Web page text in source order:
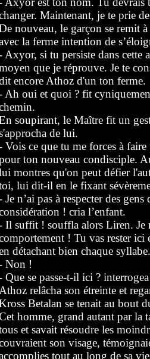
Maintenant, je te prie
nouveau, le garçon se remit
la ferme intention de
Axyor, si tu persiste dans cette
que je réprouve. Je te
encore Athoz d'un ton ferme.
Ah oui et quoi ? fit
soupirant, le Maître fit un
de lui.
Vois ce que tu me forces à
ton nouveau condisciple.
montres qu'on peut défier
lui dit-il en le fixant
Je n’ai pas à respecter des
! cria l’enfant.
Il suffit ! souffla alors Liren. Je
! Tu vas rester ici
détachant bien chaque syllabe.
Non !
Que se passe-t-il ici ?
Athoz relâcha son étreinte et
Betalan se tenait au bout
homme, grand autant par la
et savait résoudre les
son visage,
tout au long de sa